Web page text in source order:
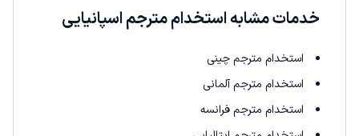
خدمات مشابه استخدام مترجم اسپانیایی
استخدام مترجم چینی
استخدام مترجم آلمانی
استخدام مترجم فرانسه